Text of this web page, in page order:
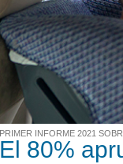
PRIMER INFORME 2021
El 80%